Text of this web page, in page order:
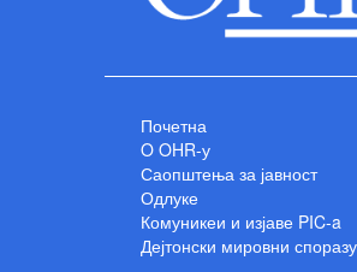
Почетна
O OHR-у
Саопштења за јавност
Одлуке
Комуникеи и изјаве PIC-a
Дејтонски мировни